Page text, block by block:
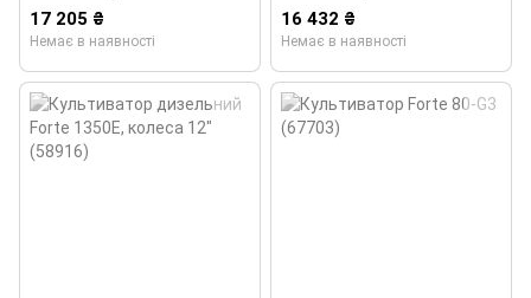
(83706)
17 205 ₴
Немає в наявності
(72636)
16 432 ₴
Немає в наявності